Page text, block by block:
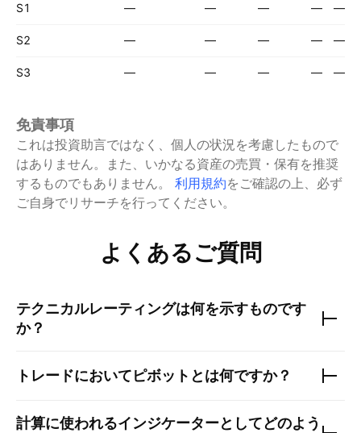
S1 — — — — —
S2 — — — — —
S3 — — — — —
免責事項
これは投資助言ではなく、個人の状況を考慮したもので
はありません。また、いかなる資産の売買・保有を推奨
するものでもありません。
利用規約をご確認の上、必ず
ご自身でリサーチを行ってください。
よくあるご質問
テクニカルレーティングは何を示すものです
か？
トレードにおいてピボットとは何ですか？
計算に使われるインジケーターとしてどのよう